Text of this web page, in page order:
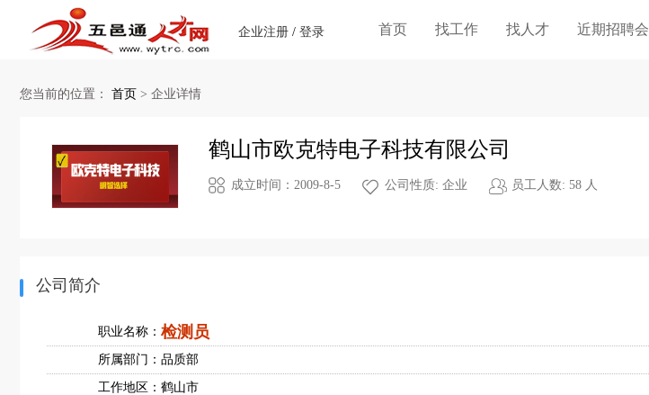
企业注册 / 登录 首页 找工作 找人才 近期招聘会
您当前的位置： 首页 > 企业详情
鹤山市欧克特电子科技有限公司
成立时间：2009-8-5 公司性质: 企业 员工人数: 58 人
公司简介
职业名称： 检测员
所属部门： 品质部
工作地区： 鹤山市